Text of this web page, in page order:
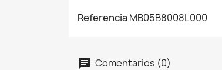
ReferenciaMB05B8008L000
Comentarios (0)